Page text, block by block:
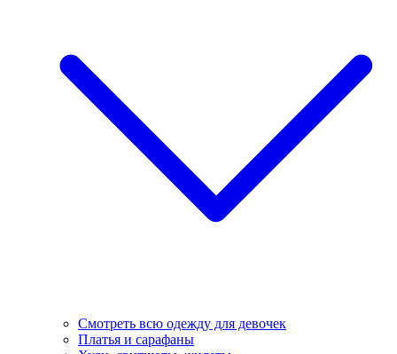
Смотреть всю одежду для девочек
Платья и сарафаны